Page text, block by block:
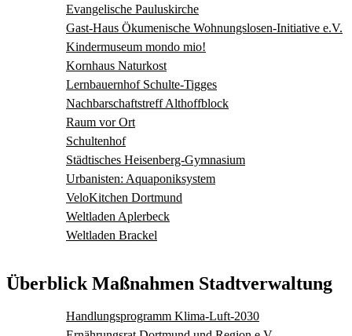
Evangelische Pauluskirche
Gast-Haus Ökumenische Wohnungslosen-Initiative e.V.
Kindermuseum mondo mio!
Kornhaus Naturkost
Lernbauernhof Schulte-Tigges
Nachbarschaftstreff Althoffblock
Raum vor Ort
Schultenhof
Städtisches Heisenberg-Gymnasium
Urbanisten: Aquaponiksystem
VeloKitchen Dortmund
Weltladen Aplerbeck
Weltladen Brackel
Überblick Maßnahmen Stadtverwaltung
Handlungsprogramm Klima-Luft-2030